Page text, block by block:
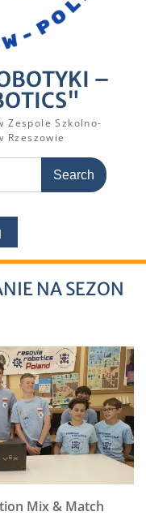
–
Zespole Szkolno-
Rzeszowie
NA SEZON
Mix & Match